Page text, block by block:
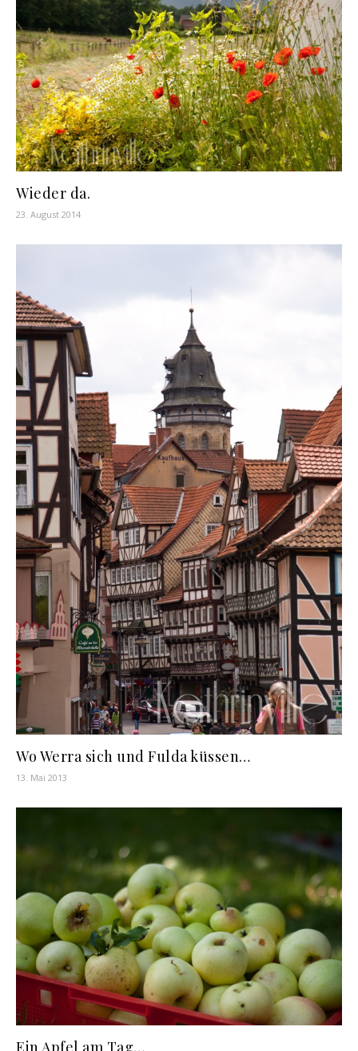
Wieder da.
23. August 2014
Wo Werra sich und Fulda küssen…
13. Mai 2013
Ein Apfel am Tag…